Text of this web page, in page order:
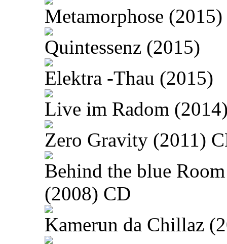
Metamorphose (2015)
Quintessenz (2015)
Elektra -Thau (2015)
Live im Radom
Zero Gravity (2011)
Behind the blue Room
(2008) CD
Kamerun da Chillaz